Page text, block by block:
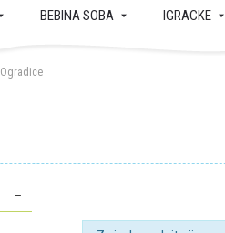
BEBINA SOBA IGRACKE
Ogradice